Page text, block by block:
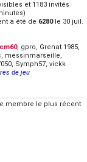
et 1183 invités
a été de 6280le 30 juil.
, gpro, Grenat 1985,
, messinmarseille,
, Symph57, vickk
de jeu
membre le plus récent